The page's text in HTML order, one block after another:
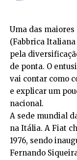
Uma das
(Fabbrica
pela
de ponta. O
vai contar como
e explicar um
nacional.
A sede mundial
na Itália. A Fiat
1976, sendo
Fernando